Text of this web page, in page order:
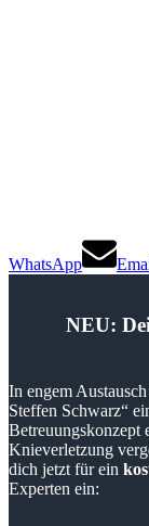
WhatsApp
NEU:
In engem
Steffen Schwarz“
Betreuungskonzept
Knieverletzung
dich jetzt für ein
Experten ein: